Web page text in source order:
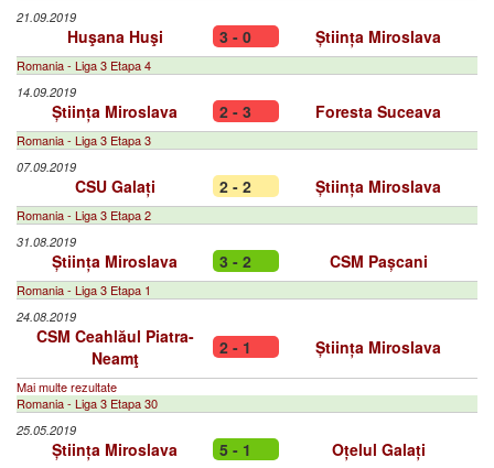
21.09.2019
Huşana Huşi 3 - 0 Știința Miroslava
Romania - Liga 3 Etapa 4
14.09.2019
Știința Miroslava 2 - 3 Foresta Suceava
Romania - Liga 3 Etapa 3
07.09.2019
CSU Galați 2 - 2 Știința Miroslava
Romania - Liga 3 Etapa 2
31.08.2019
Știința Miroslava 3 - 2 CSM Pașcani
Romania - Liga 3 Etapa 1
24.08.2019
CSM Ceahlăul Piatra-
Neamţ
2 - 1 Știința Miroslava
Mai multe rezultate
Romania - Liga 3 Etapa 30
25.05.2019
Știința Miroslava 5 - 1 Oțelul Galați